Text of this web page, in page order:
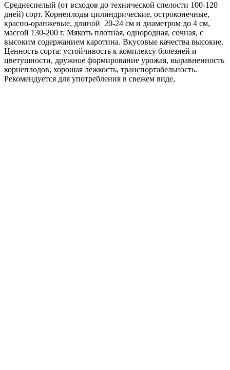
Среднеспелый (от всходов до технической спелости 100-120
дней) сорт. Корнеплоды цилиндрические, остроконечные,
красно-оранжевые, длиной 20-24 см и диаметром до 4 см,
массой 130-200 г. Мякоть плотная, однородная, сочная, с
высоким содержанием каротина. Вкусовые качества высокие.
Ценность сорта: устойчивость к комплексу болезней и
цветушности, дружное формирование урожая, выравненность
корнеплодов, хорошая лежкость, транспортабельность.
Рекомендуется для употребления в свежем виде,